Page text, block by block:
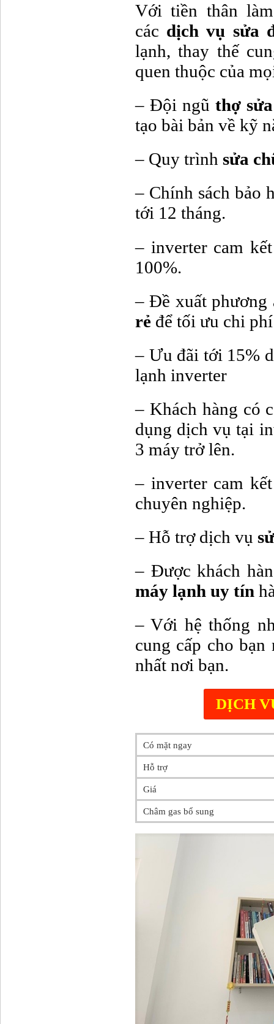
Với tiền thân
các dịch vụ sửa
lạnh, thay thế
quen thuộc của
– Đội ngũ thợ
tạo bài bản về kỹ
– Quy trình sửa
– Chính sách bảo
tới 12 tháng.
– inverter cam
100%.
– Đề xuất phương
rẻ để tối ưu chi
– Ưu đãi tới 15%
lạnh inverter
– Khách hàng có
dụng dịch vụ tại
3 máy trở lên.
– inverter cam
chuyên nghiệp.
– Hỗ trợ dịch vụ
– Được khách
máy lạnh uy tín
– Với hệ thống
cung cấp cho
nhất nơi bạn.
DỊCH
Có mặt ngay
Hỗ trợ
Giá
Châm gas bổ sung